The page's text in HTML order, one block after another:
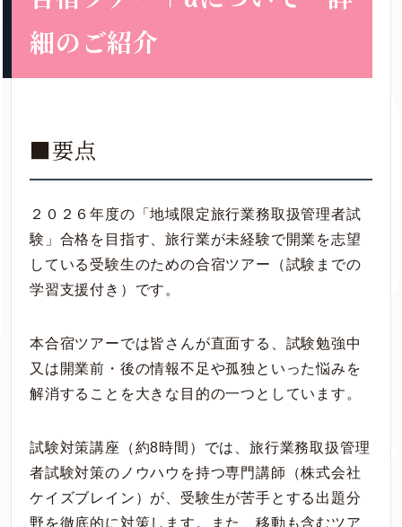
細のご紹介
■要点
２０２６年度の「地域限定旅行業務取扱管理者試
験」合格を目指す、旅行業が未経験で開業を志望
している受験生のための合宿ツアー（試験までの
学習支援付き）です。
本合宿ツアーでは皆さんが直面する、試験勉強中
又は開業前・後の情報不足や孤独といった悩みを
解消することを大きな目的の一つとしています。
試験対策講座（約8時間）では、旅行業務取扱管理
者試験対策のノウハウを持つ専門講師（株式会社
ケイズブレイン）が、受験生が苦手とする出題分
野を徹底的に対策します。また、移動も含むツア